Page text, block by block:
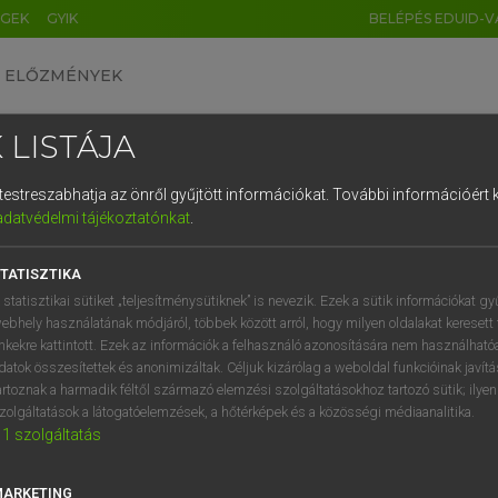
GYIK BELÉPÉS EDUID-
ELŐZMÉNYEK
egyetemes nagyszótár
VAN ELŐFIZETÉSED?
megtekintéséhez.
LISTÁJA
az önről gyűjtött információkat. További információért
tájékoztatónkat.
statisztikai sütiket „teljesítménysütiknek” is nevezik. Ezek a sütik információkat
használatának módjáról, többek között arról, hogy milyen oldalakat keresett
kattintott. Ezek az információk a felhasználó azonosítására nem
összesítettek és anonimizáltak. Céljuk kizárólag a weboldal funkcióinak
a harmadik féltől származó elemzési szolgáltatásokhoz tartozó sütik;
a látogatóelemzések, a hőtérképek és a közösségi médiaanalitika.
1 szolgáltatás
DE CN FR ES IT NL
1 2 3 4 5 6 7 8 9
q w e r t z u i
a s d f g h j k l é
í y x c v b n m , .